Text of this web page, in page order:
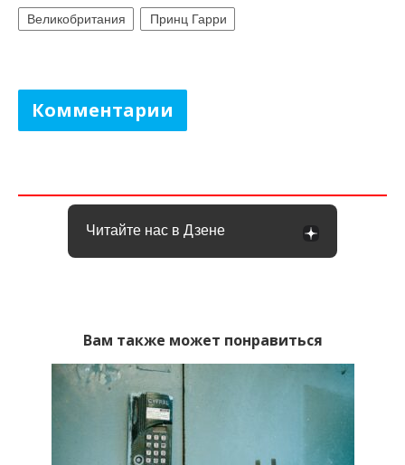
Великобритания Принц Гарри
Комментарии
Читайте нас в Дзене
Вам также может понравиться